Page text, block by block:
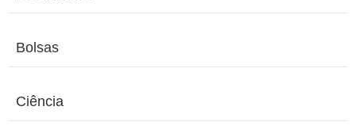
Bolsas
Ciência